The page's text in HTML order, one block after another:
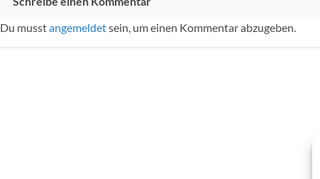
Du musstangemeldetsein, um einen Kommentar abzugeben.